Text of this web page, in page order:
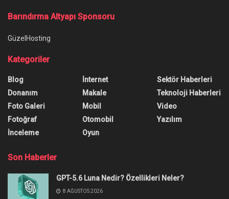
Barındırma Altyapı Sponsoru
GüzelHosting
Kategoriler
Blog
Donanım
Foto Galeri
Fotoğraf
İnceleme
İnternet
Makale
Mobil
Otomobil
Oyun
Sektör Haberleri
Teknoloji Haberleri
Video
Yazılım
Son Haberler
GPT-5.6 Luna Nedir? Özellikleri Neler?
8 AĞUSTOS 2026